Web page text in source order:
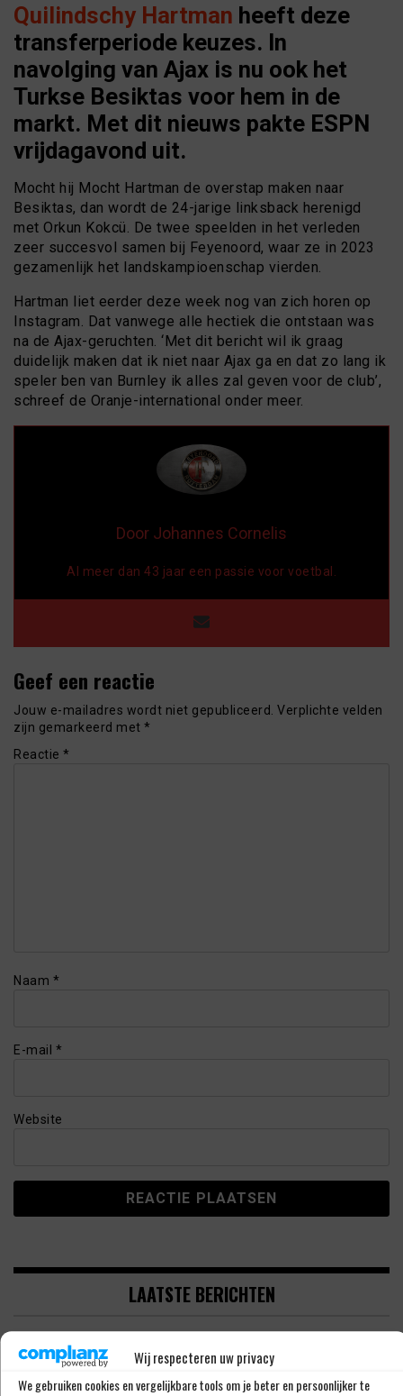
Wij respecteren uw privacy
We gebruiken cookies en vergelijkbare tools om je beter en persoonlijker te
Quilindschy Hartman heeft deze
transferperiode keuzes. In
navolging van Ajax is nu ook het
Turkse Besiktas voor hem in de
markt. Met dit nieuws pakte ESPN
vrijdagavond uit.
Mocht hij Mocht Hartman de overstap maken naar
Besiktas, dan wordt de 24-jarige linksback herenigd
met Orkun Kokcü. De twee speelden in het verleden
zeer succesvol samen bij Feyenoord, waar ze in 2023
gezamenlijk het landskampioenschap vierden.
Hartman liet eerder deze week nog van zich horen op
Instagram. Dat vanwege alle hectiek die ontstaan was
na de Ajax-geruchten. ‘Met dit bericht wil ik graag
duidelijk maken dat ik niet naar Ajax ga en dat zo lang ik
speler ben van Burnley ik alles zal geven voor de club’,
schreef de Oranje-international onder meer.
Door Johannes Cornelis
Al meer dan 43 jaar een passie voor voetbal.
Geef een reactie
Jouw e-mailadres wordt niet gepubliceerd. Verplichte velden
zijn gemarkeerd met *
Reactie *
Naam *
E-mail *
Website
LAATSTE BERICHTEN
‘RAHEEM STERLING STAAT VOOR
OPMERKELIJK NIEUW AVONTUUR’